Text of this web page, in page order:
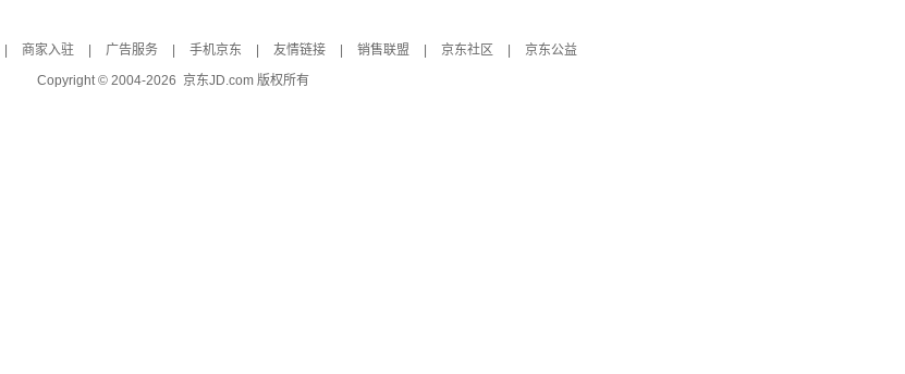
商家入驻 广告服务 手机京东 友情链接 销售联盟 京东社区
京东公益
Copyright © 2004-2026 京东JD.com 版权所有